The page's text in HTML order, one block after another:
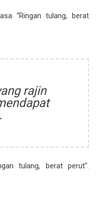
“Ringan tulang, berat
rajin
tulang, berat perut".